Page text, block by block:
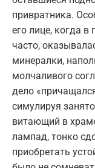
привратника.
его лице, когда в
часто,
минералки,
молчаливого
дело
симулируя
витающий в
лампад, тонко
приобретать